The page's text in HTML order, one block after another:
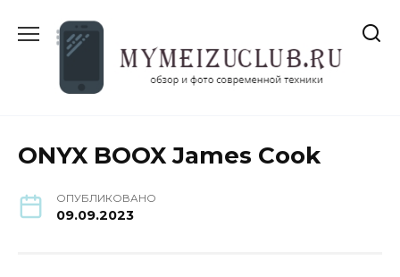
содержанию
ONYX BOOX James Cook
ОПУБЛИКОВАНО
09.09.2023